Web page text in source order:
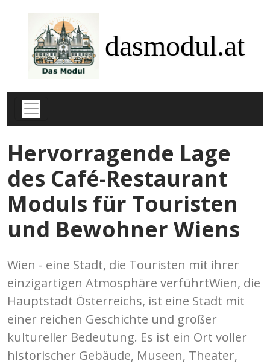
dasmodul.at
Hervorragende Lage
des Café-Restaurant
Moduls für Touristen
und Bewohner Wiens
Wien - eine Stadt, die Touristen mit ihrer
einzigartigen Atmosphäre verführtWien, die
Hauptstadt Österreichs, ist eine Stadt mit
einer reichen Geschichte und großer
kultureller Bedeutung. Es ist ein Ort voller
historischer Gebäude, Museen, Theater,